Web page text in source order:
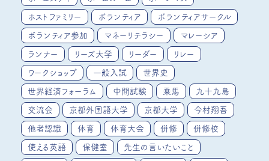
ホストファミリー ボランティア ボランティアサークル
ボランティア参加 マネーリテラシー マレーシア
ランナー リーズ大学 リーダー リレー
ワークショップ 一般入試 世界史
世界経済フォーラム 中間試験 乗馬 九十九島
交流会 京都外国語大学 京都大学 今村翔吾
他者認識 体育 体育大会 併修 併修校
使える英語 保健室 先生の言いたいこと